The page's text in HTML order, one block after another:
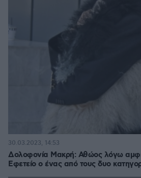
Δολοφονία Μακρή: Αθώος λόγω
Εφετείο ο ένας από τους δυο
30.03.2023, 14:53